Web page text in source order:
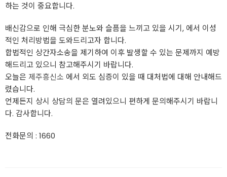
하는 것이 중요합니다.
배신감으로 인해 극심한 분노와 슬픔을 느끼고 있을 시기, 에서 이성
적인 처리방법을 도와드리고자 합니다.
합법적인 상간자소송을 제기하여 이후 발생할 수 있는 문제까지 예방
해드리고 있으니 참고해주시기 바랍니다.
오늘은 제주흥신소 에서 외도 심증이 있을 때 대처법에 대해 안내해드
렸습니다.
언제든지 상시 상담의 문은 열려있으니 편하게 문의해주시기 바랍니
다. 감사합니다.
전화문의 : 1660